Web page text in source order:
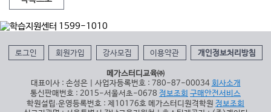
로그인 회원가입 강사모집 이용약관 개인정보처리방침
메가스터디교육㈜
대표이사 : 손성은 | 사업자등록번호 : 780-87-00034 회사소개
통신판매번호 : 2015-서울서초-0678 정보조회 구매안전서비스
학원설립∙운영등록번호 : 제10176호 메가스터디원격학원 정보조회